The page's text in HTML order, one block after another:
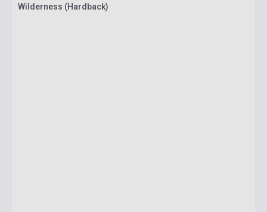
Wilderness (Hardback)